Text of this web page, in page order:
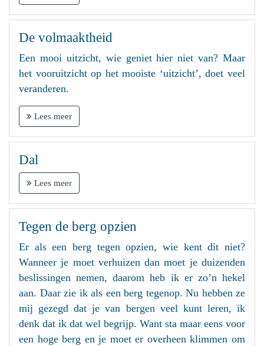
De volmaaktheid
Een mooi uitzicht, wie geniet hier niet van? Maar
het vooruitzicht op het mooiste ‘uitzicht’, doet veel
veranderen.
Lees meer
Dal
Lees meer
Tegen de berg opzien
Er als een berg tegen opzien, wie kent dit niet?
Wanneer je moet verhuizen dan moet je duizenden
beslissingen nemen, daarom heb ik er zo’n hekel
aan. Daar zie ik als een berg tegenop. Nu hebben ze
mij gezegd dat je van bergen veel kunt leren, ik
denk dat ik dat wel begrijp. Want sta maar eens voor
een hoge berg en je moet er overheen klimmen om